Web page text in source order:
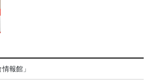
報館」